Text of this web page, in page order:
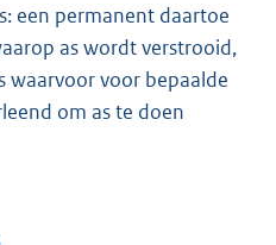
een permanent daartoe
as wordt verstrooid,
waarvoor voor bepaalde
om as te doen